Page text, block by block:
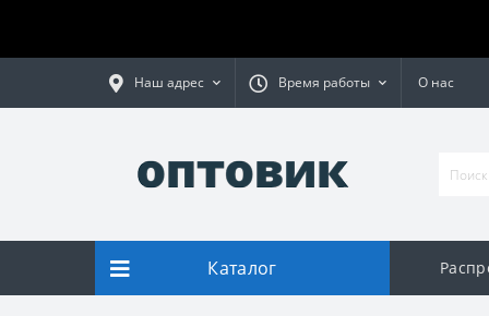
Наш адрес Время работы О нас
Каталог